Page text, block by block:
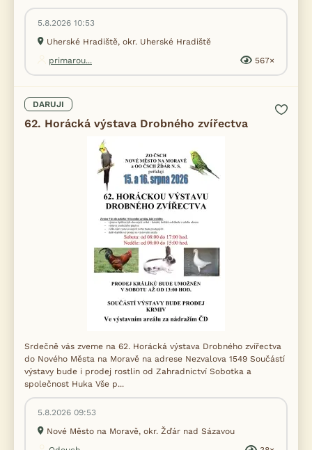
5.8.2026 10:53
Uherské Hradiště, okr. Uherské Hradiště
primarou...
567×
DARUJI
62. Horácká výstava Drobného zvířectva
Srdečně vás zveme na 62. Horácká výstava Drobného zvířectva
do Nového Města na Moravě na adrese Nezvalova 1549 Součástí
výstavy bude i prodej rostlin od Zahradnictví Sobotka a
společnost Huka Vše p...
5.8.2026 09:53
Nové Město na Moravě, okr. Žďár nad Sázavou